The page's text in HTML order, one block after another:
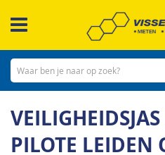
naar
inhoud
PILOTE LEIDEN